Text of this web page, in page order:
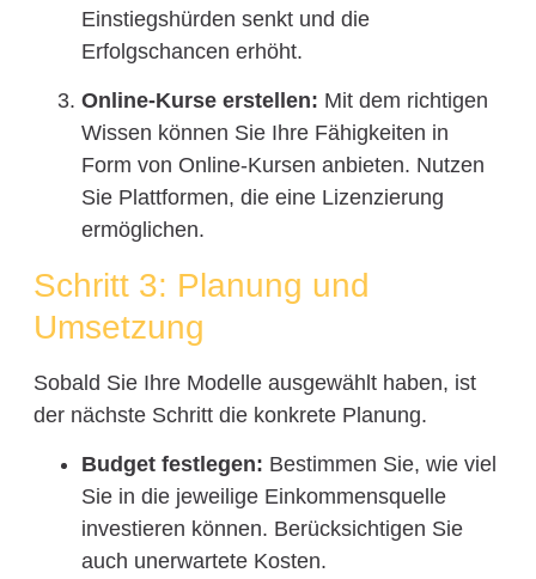
Einstiegshürden senkt und die
Erfolgschancen erhöht.
Online-Kurse erstellen: Mit dem richtigen
Wissen können Sie Ihre Fähigkeiten in
Form von Online-Kursen anbieten. Nutzen
Sie Plattformen, die eine Lizenzierung
ermöglichen.
Schritt 3: Planung und
Umsetzung
Sobald Sie Ihre Modelle ausgewählt haben, ist
der nächste Schritt die konkrete Planung.
Budget festlegen: Bestimmen Sie, wie viel
Sie in die jeweilige Einkommensquelle
investieren können. Berücksichtigen Sie
auch unerwartete Kosten.